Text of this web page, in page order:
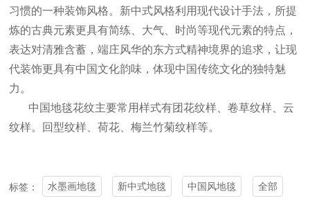
习惯的一种装饰风格。新中式风格利用现代设计手法，所提
炼的古典元素更具有简练、大气、时尚等现代元素的特点，
表达对清雅含蓄，端庄风华的东方式精神境界的追求，让现
代装饰更具有中国文化韵味，体现中国传统文化的独特魅
力。
中国地毯花纹主要常用样式有团花纹样、卷草纹样、云
纹样。回型纹样、荷花、梅兰竹菊纹样等。
标签： 水墨画地毯 新中式地毯 中国风地毯 全部